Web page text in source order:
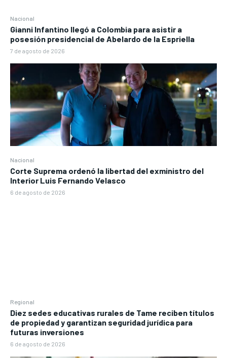
Nacional
Gianni Infantino llegó a Colombia para asistir a
posesión presidencial de Abelardo de la Espriella
7 de agosto de 2026
Nacional
Corte Suprema ordenó la libertad del exministro del
Interior Luis Fernando Velasco
6 de agosto de 2026
Regional
Diez sedes educativas rurales de Tame reciben títulos
de propiedad y garantizan seguridad jurídica para
futuras inversiones
6 de agosto de 2026